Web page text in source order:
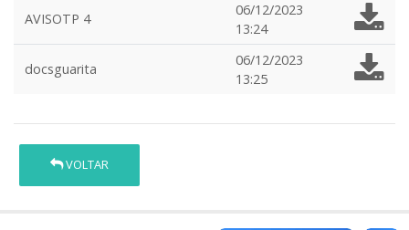
AVISOTP 4
06/12/2023
13:24
docsguarita
06/12/2023
13:25
VOLTAR